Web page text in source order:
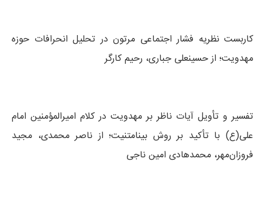
کاربست نظریه فشار اجتماعی مرتون در تحلیل انحرافات حوزه
مهدویت؛ از حسینعلی جباری، رحیم کارگر
تفسیر و تأویل آیات ناظر بر مهدویت در کلام امیر‌المؤمنین امام
علی(ع) با تأکید بر روش بینامتنیت؛ از ناصر محمدی، مجید
فروزان‌مهر، محمدهادی امین ناجی